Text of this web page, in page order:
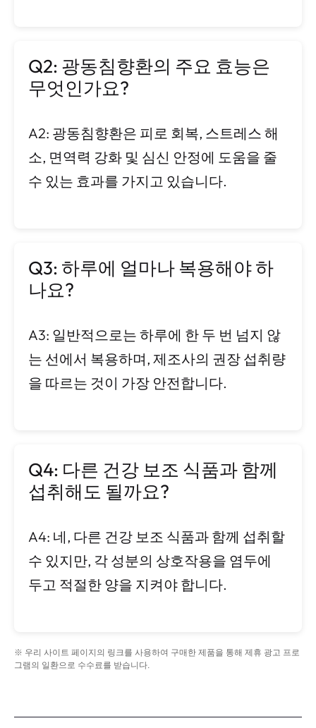
Q2: 광동침향환의 주요 효능은
무엇인가요?
A2: 광동침향환은 피로 회복, 스트레스 해
소, 면역력 강화 및 심신 안정에 도움을 줄
수 있는 효과를 가지고 있습니다.
Q3: 하루에 얼마나 복용해야 하
나요?
A3: 일반적으로는 하루에 한 두 번 넘지 않
는 선에서 복용하며, 제조사의 권장 섭취량
을 따르는 것이 가장 안전합니다.
Q4: 다른 건강 보조 식품과 함께
섭취해도 될까요?
A4: 네, 다른 건강 보조 식품과 함께 섭취할
수 있지만, 각 성분의 상호작용을 염두에
두고 적절한 양을 지켜야 합니다.
※ 우리 사이트 페이지의 링크를 사용하여 구매한 제품을 통해 제휴 광고 프로
그램의 일환으로 수수료를 받습니다.